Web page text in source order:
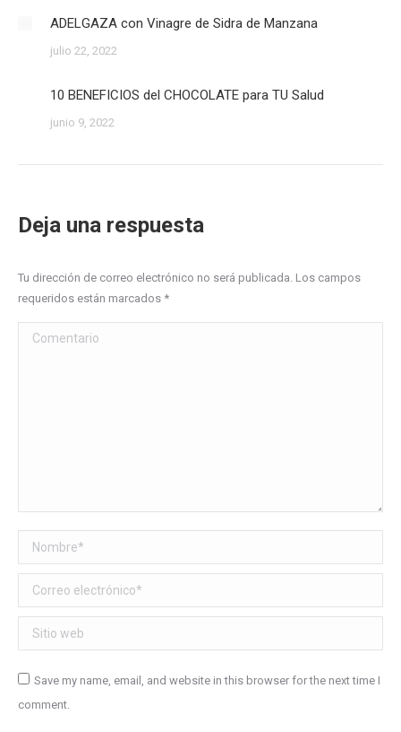
ADELGAZA con Vinagre de Sidra de Manzana
julio 22, 2022
10 BENEFICIOS del CHOCOLATE para TU Salud
junio 9, 2022
Deja una respuesta
Tu dirección de correo electrónico no será publicada. Los campos
requeridos están marcados *
Comentario
Nombre *
Correo electrónico *
Sitio web
Save my name, email, and website in this browser for the next time I
comment.